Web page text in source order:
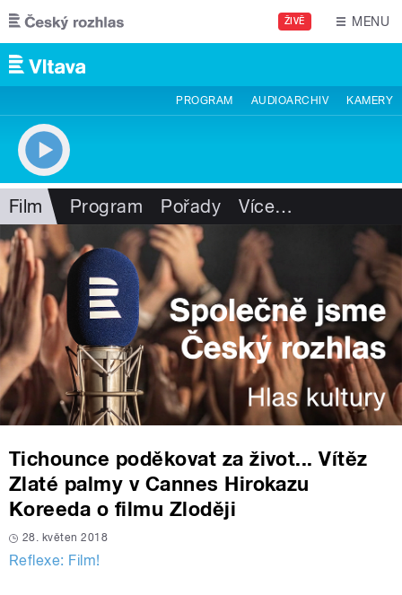
Přejít k hlavnímu obsahu
ŽIVĚ MENU
PROGRAM AUDIOARCHIV KAMERY
Film Program Pořady Více…
Tichounce poděkovat za život... Vítěz
Zlaté palmy v Cannes Hirokazu
Koreeda o filmu Zloději
28. květen 2018
Reflexe: Film!